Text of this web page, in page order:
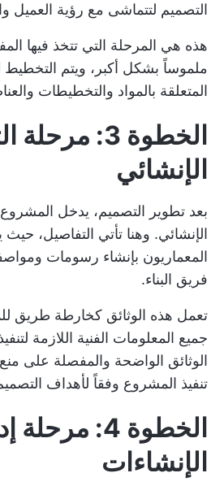
التصميم لتتماشى مع رؤية العميل
هذه هي المرحلة التي تتخذ فيها
ملموساً بشكل أكبر، ويتم التخطيط
المتعلقة بالمواد والتخطيطات
الخطوة 3:
الإنشائي
بعد تطوير التصميم، يدخل المشروع
الإنشائي. وهنا تأتي التفاصيل،
المعماريون بإنشاء رسومات
فريق البناء.
تعمل هذه الوثائق كخارطة طريق
جميع المعلومات الفنية اللازمة
الوثائق الواضحة والمفصلة على
تنفيذ المشروع وفقاً لأهداف
الخطوة 4:
الإنشاءات